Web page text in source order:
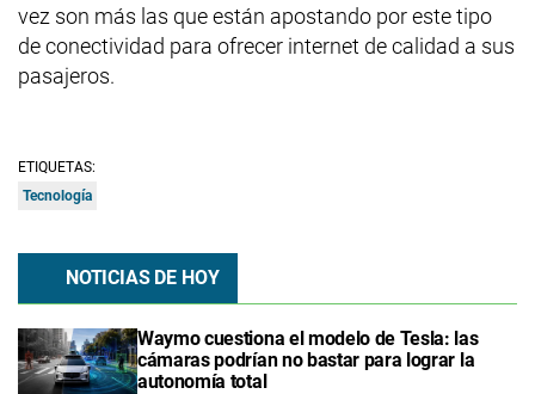
vez son más las que están apostando por este tipo
de conectividad para ofrecer internet de calidad a sus
pasajeros.
ETIQUETAS:
Tecnología
NOTICIAS DE HOY
Waymo cuestiona el modelo de Tesla: las
cámaras podrían no bastar para lograr la
autonomía total